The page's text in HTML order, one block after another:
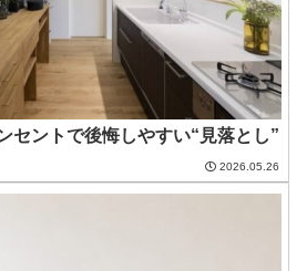
セントで後悔しやすい“見落とし”
2026.05.26